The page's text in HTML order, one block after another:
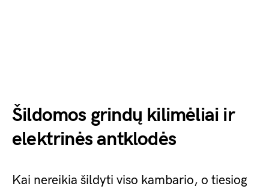
Šildomos grindų kilimėliai ir
elektrinės antklodės
Kai nereikia šildyti viso kambario, o tiesiog